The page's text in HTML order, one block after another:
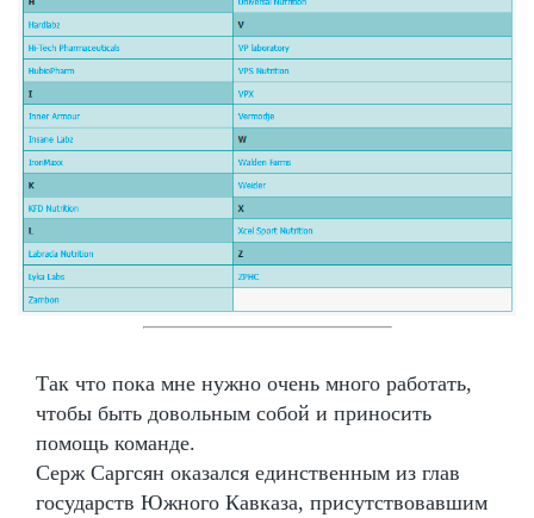
Так что пока мне нужно очень много работать,
чтобы быть довольным собой и приносить
помощь команде.
Серж Саргсян оказался единственным из глав
государств Южного Кавказа, присутствовавшим